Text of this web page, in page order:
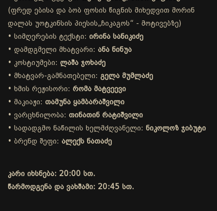
(ფრედ ებისა და ბობ ფოსის წიგნის მიხედვით მორინ
დალას უოტკინსის პიესის„ჩიკაგოს“ - მოტივებზე)
• სიმღერების ტექსტი: ირინა სანიკიძე
• დამდგმელი მხატვარი: ანა ნინუა
• კოსტიუმები: ლაშა ჯოხაძე
• მხატვარ-გამნათებელი: გელა მუმლაძე
• ხმის რეჟისორი: რომა მატვეევი
• მაკიაჟი: თამუნა ყამბარაშვილი
• ვარცხნილობა: თინათინ რატიშვილი
• სადადგმო ნაწილის ხელმძღვანელი: ნიკოლოზ ჯიბუტი
• ბრენდ შეფი: ალექს ნათაძე
კარი იხსნება: 20:00 სთ.
წარმოდგენა და ვახშამი: 20:45 სთ.